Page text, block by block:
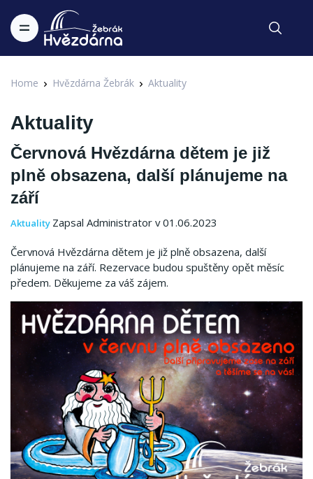
Home Hvězdárna Žebrák Aktuality
Aktuality
Červnová Hvězdárna dětem je již
plně obsazena, další plánujeme na
září
Aktuality Zapsal Administrator v 01.06.2023
Červnová Hvězdárna dětem je již plně obsazena, další
plánujeme na září. Rezervace budou spuštěny opět měsíc
předem. Děkujeme za váš zájem.